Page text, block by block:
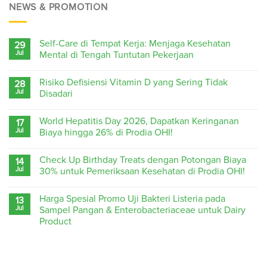
NEWS & PROMOTION
29
Jul
Self-Care di Tempat Kerja: Menjaga Kesehatan
Mental di Tengah Tuntutan Pekerjaan
28
Jul
Risiko Defisiensi Vitamin D yang Sering Tidak
Disadari
17
Jul
World Hepatitis Day 2026, Dapatkan Keringanan
Biaya hingga 26% di Prodia OHI!
14
Jul
Check Up Birthday Treats dengan Potongan Biaya
30% untuk Pemeriksaan Kesehatan di Prodia OHI!
13
Jul
Harga Spesial Promo Uji Bakteri Listeria pada
Sampel Pangan & Enterobacteriaceae untuk Dairy
Product